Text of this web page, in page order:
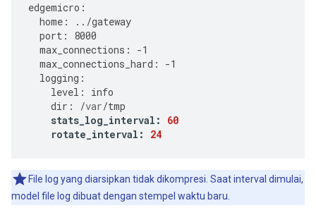
edgemicro :
home : ../gateway
port :
8000
max_connections : -1
max_connections_hard : -1
logging :
level :
info
dir : /var/tmp
stats_log_interval :
60
rotate_interval : 24
File log yang diarsipkan tidak dikompresi. Saat interval dimulai,
model file log dibuat dengan stempel waktu baru.